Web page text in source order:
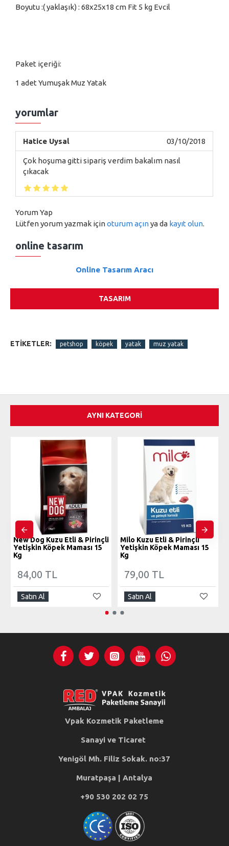
Boyutu :( yaklaşık) : 68x25x18 cm Fit 5 kg Evcil
Paket içeriği:
1 adet Yumuşak Muz Yatak
yorumlar
Hatice Uysal 03/10/2018
Çok hoşuma gitti sipariş verdim bakalım nasıl
çıkacak
Yorum Yap
Lütfen yorum yazmak içinoturum açınya da kayıt olun.
online tasarım
Online Tasarım Aracı
TASARIM
ETIKETLER: petshop köpek yatak muz yatak
AYNI KATEGORI
New Dog Kuzu Etli & Pirinçli
Yetişkin Köpek Maması 15
Kg
84,00 TL
Satın Al
Milo Kuzu Etli & Pirinçli
Yetişkin Köpek Maması 15
Kg
79,00 TL
Satın Al
Vpak Kozmetik Paketleme
Sanayi ve Ticaret
Yenigöl Mh. Filiz Sokak. no:37
Muratpaşa | Antalya
+90 530 202 02 75